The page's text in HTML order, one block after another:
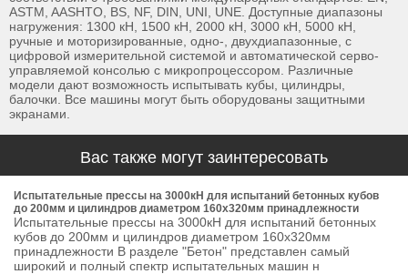
ASTM, AASHTO, BS, NF, DIN, UNI, UNE. Доступные диапазоны
нагружения: 1300 кН, 1500 кН, 2000 кН, 3000 кН, 5000 кН,
ручные и моторизированные, одно-, двухдиапазонные, с
цифровой измерительной системой и автоматической серво-
управляемой консолью с микропроцессором. Различные
модели дают возможность испытывать кубы, цилиндры,
балочки. Все машины могут быть оборудованы защитными
экранами.
Вас также могут заинтересовать
Испытательные прессы на 3000кН для испытаний бетонных кубов
до 200мм и цилиндров диаметром 160х320мм принадлежности
Испытательные прессы на 3000кН для испытаний бетонных
кубов до 200мм и цилиндров диаметром 160х320мм
принадлежности В разделе "Бетон" представлен самый
широкий и полный спектр испытательных машин н